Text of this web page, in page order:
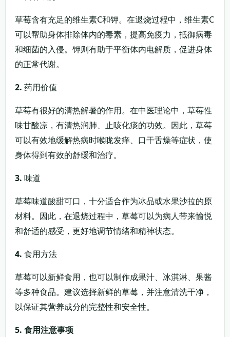
草莓含有充足的维生素C和钾。在退烧过程中，维生素C
可以帮助身体排除体内的毒素，提高免疫力，抵御病毒
和细菌的入侵。钾则有助于平衡体内电解质，促进身体
的正常代谢。
2. 药用价值
草莓有很好的清热解暑的作用。在中医理论中，草莓性
味甘酸凉，有清热润肺、止咳化痰的功效。因此，草莓
可以有效地缓解热病时喉咙发痒、口干舌燥等症状，使
身体得到有效的舒缓和治疗。
3. 味道
草莓味道酸甜可口，十分适合作为冰品或水果沙拉的原
材料。因此，在退烧过程中，草莓可以为病人带来愉悦
和舒适的感受，更好地调节情绪和精神状态。
4. 食用方法
草莓可以新鲜食用，也可以制作成果汁、冰淇淋、果酱
等多种食品。建议选择新鲜的草莓，并注意清洗干净，
以保证其营养成分的完整性和安全性。
5. 食用注意事项